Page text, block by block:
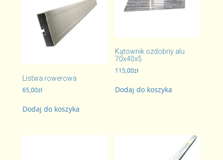
Listwa rowerowa
65,00zł
Dodaj do koszyka
Kątownik ozdobny alu
70x40x5
115,00zł
Dodaj do koszyka